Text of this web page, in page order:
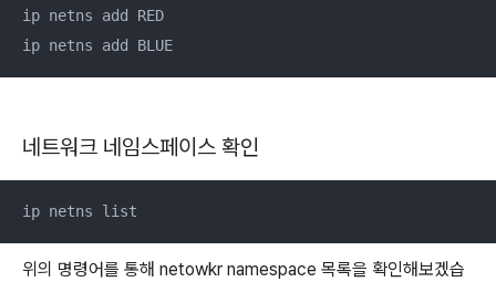
ip netns add RED
ip netns add BLUE
네트워크 네임스페이스 확인
ip netns list
위의 명령어를 통해 netowkr namespace 목록을 확인해보겠습